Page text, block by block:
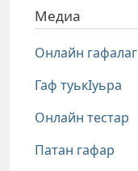
Медиа
Онлайн гафалаг
Гаф туькIуьра
Онлайн тестар
Патан гафар